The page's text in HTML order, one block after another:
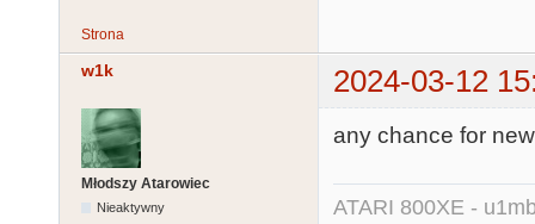
Strona
w1k 2024-03-12
Młodszy Atarowiec
Nieaktywny
any chance for
ATARI 800XE -